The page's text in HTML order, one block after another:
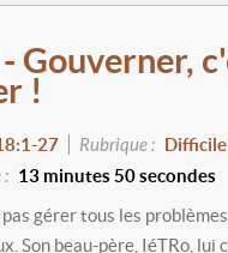
Gouverner,
!
27 Rubrique :
: 13 minutes 50 secondes
gérer tous les
Son beau-père, IéTRo, lui